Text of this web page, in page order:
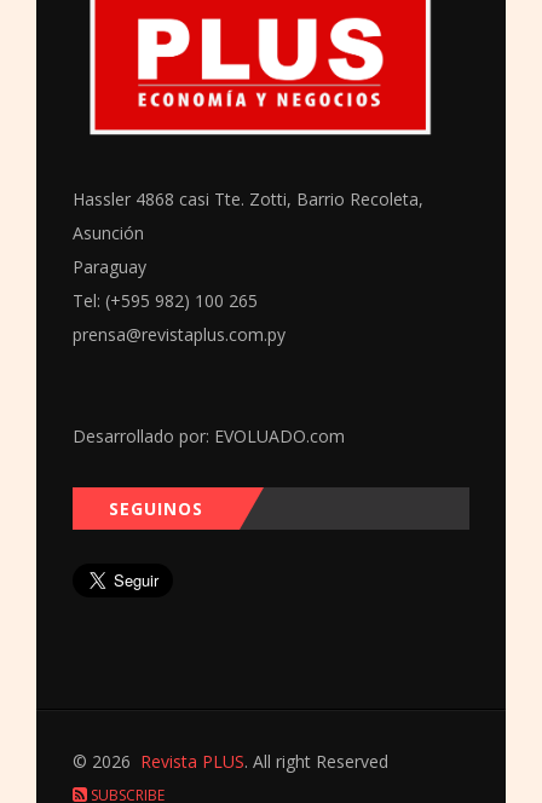
Hassler 4868 casi Tte. Zotti, Barrio Recoleta,
Asunción
Paraguay
Tel: (+595 982) 100 265
prensa@revistaplus.com.py
Desarrollado por: EVOLUADO.com
SEGUINOS
© 2026 Revista PLUS. All right Reserved
SUBSCRIBE